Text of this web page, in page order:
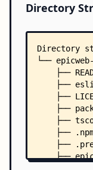
Directory
Directory
└──
├──
├──
├──
├──
├──
├──
├──
├──